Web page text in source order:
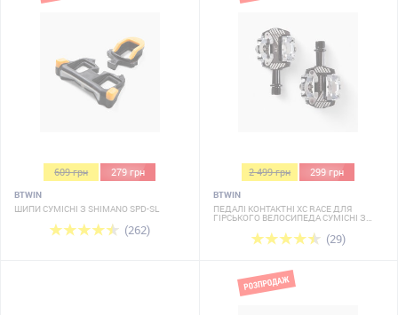
609 грн 279 грн
BTWIN
ШИПИ СУМІСНІ З SHIMANO SPD-SL
(262)
2 499 грн 299 грн
BTWIN
ПЕДАЛІ КОНТАКТНІ XC RACE ДЛЯ
ГІРСЬКОГО ВЕЛОСИПЕДА СУМІСНІ З
(29)